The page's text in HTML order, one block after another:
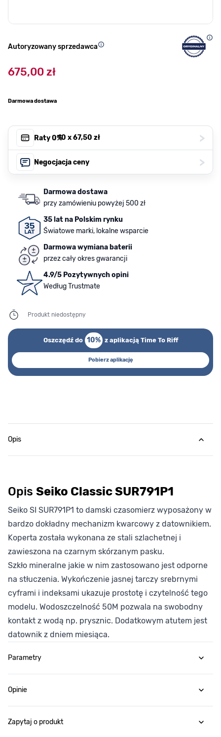
Autoryzowany sprzedawca
675,00 zł
Darmowa dostawa
Raty 0%, 10 x67,50 zł >
Negocjacja ceny >
Darmowa dostawa
przy zamówieniu powyżej 500 zł
35 lat na Polskim rynku
Światowe marki, lokalne wsparcie
Darmowa wymiana baterii
przez cały okres gwarancji
4.9/5 Pozytywnych opini
Według Trustmate
Produkt niedostępny
Oszczędź do 10% z aplikacją Time To Riff
Pobierz aplikację
Opis
Opis Seiko Classic SUR791P1
Seiko SI SUR791P1 to damski czasomierz wyposażony w
bardzo dokładny mechanizm kwarcowy z datownikiem.
Koperta została wykonana ze stali szlachetnej i
zawieszona na czarnym skórzanym pasku.
Szkło mineralne jakie w nim zastosowano jest odporne
na stłuczenia. Wykończenie jasnej tarczy srebrnymi
cyframi i indeksami ukazuje prostotę i czytelność tego
modelu. Wodoszczelność 50M pozwala na swobodny
kontakt z wodą np. prysznic. Dodatkowym atutem jest
datownik z dniem miesiąca.
Parametry
Opinie
Zapytaj o produkt